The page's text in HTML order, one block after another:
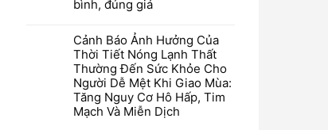
bình, đúng giá
Cảnh Báo Ảnh Hưởng Của
Thời Tiết Nóng Lạnh Thất
Thường Đến Sức Khỏe Cho
Người Dễ Mệt Khi Giao Mùa:
Tăng Nguy Cơ Hô Hấp, Tim
Mạch Và Miễn Dịch